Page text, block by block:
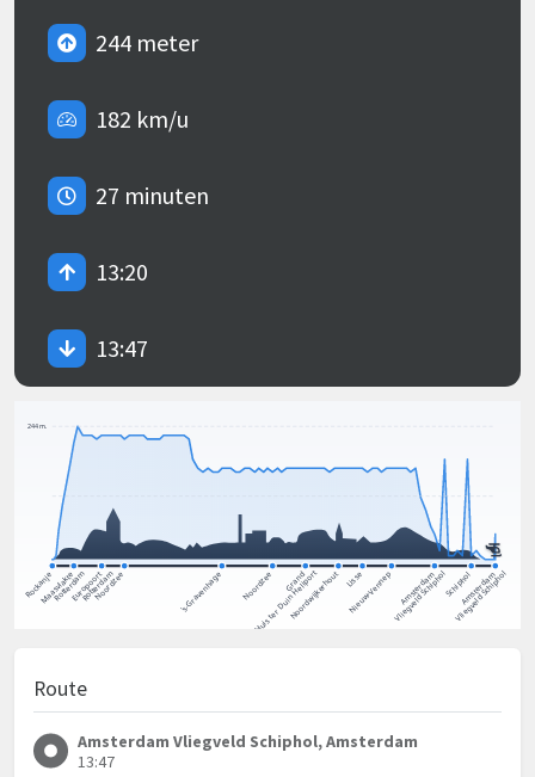
244 meter
182 km/u
27 minuten
13:20
13:47
Route
Amsterdam Vliegveld Schiphol, Amsterdam
13:47